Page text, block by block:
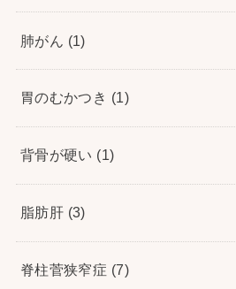
肺がん (1)
胃のむかつき (1)
背骨が硬い (1)
脂肪肝 (3)
脊柱菅狭窄症 (7)